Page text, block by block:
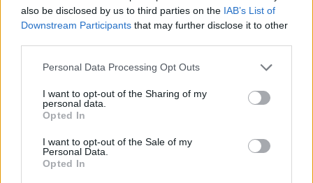
also be disclosed by us to third parties on the IAB’s List of
Downstream Participants that may further disclose it to other
Please note that this website/app uses one or more Google
not limited to your visit or usage behaviour. You may click to
grant or deny consent to Google and its third-party tags to
use your data for below specified purposes in below Google
consent section.
Personal Data Processing Opt Outs
I want to opt-out of the Sharing of my
personal data.
Opted In
I want to opt-out of the Sale of my
Personal Data.
Opted In